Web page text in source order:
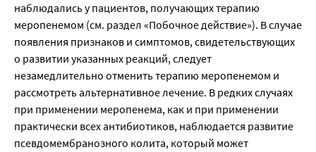
наблюдались у пациентов, получающих терапию
меропенемом (см. раздел «Побочное действие»). В случае
появления признаков и симптомов, свидетельствующих
о развитии указанных реакций, следует
незамедлительно отменить терапию меропенемом и
рассмотреть альтернативное лечение. В редких случаях
при применении меропенема, как и при применении
практически всех антибиотиков, наблюдается развитие
псевдомембранозного колита, который может